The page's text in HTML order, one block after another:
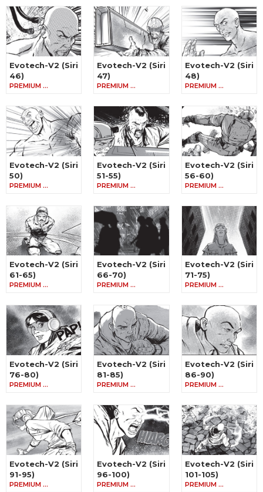
Evotech-V2 (Siri
46)
PREMIUM …
Evotech-V2 (Siri
47)
PREMIUM …
Evotech-V2 (Siri
48)
PREMIUM …
Evotech-V2 (Siri
50)
PREMIUM …
Evotech-V2 (Siri
51-55)
PREMIUM …
Evotech-V2 (Siri
56-60)
PREMIUM …
Evotech-V2 (Siri
61-65)
PREMIUM …
Evotech-V2 (Siri
66-70)
PREMIUM …
Evotech-V2 (Siri
71-75)
PREMIUM …
Evotech-V2 (Siri
76-80)
PREMIUM …
Evotech-V2 (Siri
81-85)
PREMIUM …
Evotech-V2 (Siri
86-90)
PREMIUM …
Evotech-V2 (Siri
91-95)
PREMIUM …
Evotech-V2 (Siri
96-100)
PREMIUM …
Evotech-V2 (Siri
101-105)
PREMIUM …